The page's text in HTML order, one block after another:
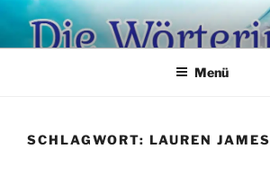
Zum
Inhalt
springen
Menü
SCHLAGWORT: LAUREN JAMES